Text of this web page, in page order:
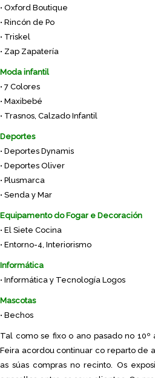
• Oxford Boutique
• Rincón de Po
• Triskel
• Zap Zapatería
Moda infantil
• 7 Colores
• Maxibebé
• Trasnos, Calzado Infantil
Deportes
• Deportes Dynamis
• Deportes Oliver
• Plusmarca
• Senda y Mar
Equipamento do Fogar e Decoración
• El Siete Cocina
• Entorno-4, Interiorismo
Informática
• Informática y Tecnología Logos
Mascotas
• Bechos
Tal como se fixo o ano pasado no 10º
Feira acordou continuar co reparto de
as súas compras no recinto. Os